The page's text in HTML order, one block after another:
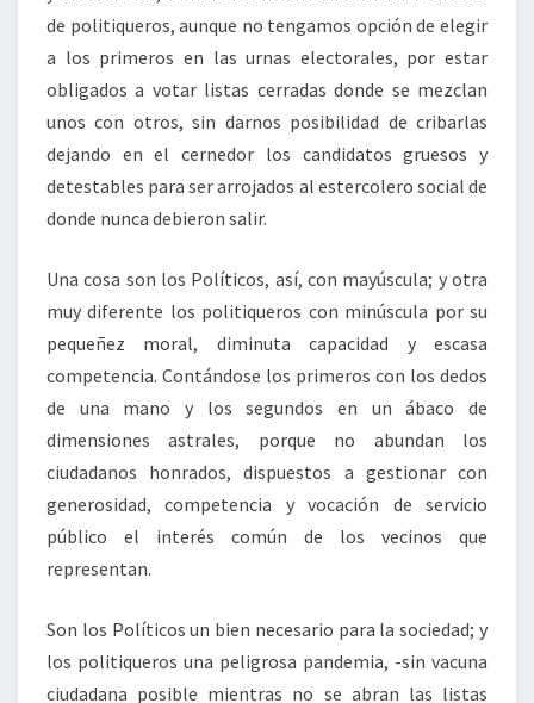
de politiqueros, aunque no tengamos opción de elegir
a los primeros en las urnas electorales, por estar
obligados a votar listas cerradas donde se mezclan
unos con otros, sin darnos posibilidad de cribarlas
dejando en el cernedor los candidatos gruesos y
detestables para ser arrojados al estercolero social de
donde nunca debieron salir.
Una cosa son los Políticos, así, con mayúscula; y otra
muy diferente los politiqueros con minúscula por su
pequeñez moral, diminuta capacidad y escasa
competencia. Contándose los primeros con los dedos
de una mano y los segundos en un ábaco de
dimensiones astrales, porque no abundan los
ciudadanos honrados, dispuestos a gestionar con
generosidad, competencia y vocación de servicio
público el interés común de los vecinos que
representan.
Son los Políticos un bien necesario para la sociedad; y
los politiqueros una peligrosa pandemia, -sin vacuna
ciudadana posible mientras no se abran las listas